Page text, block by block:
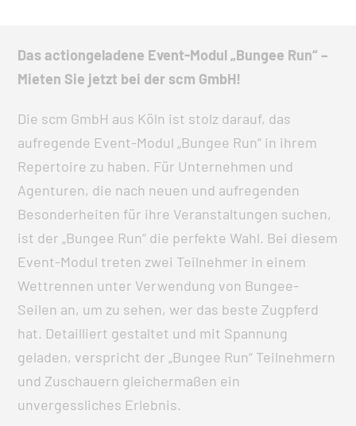
Das actiongeladene Event-Modul „Bungee Run“ –
Mieten Sie jetzt bei der scm GmbH!
Die scm GmbH aus Köln ist stolz darauf, das
aufregende Event-Modul „Bungee Run“ in ihrem
Repertoire zu haben. Für Unternehmen und
Agenturen, die nach neuen und aufregenden
Besonderheiten für ihre Veranstaltungen suchen,
ist der „Bungee Run“ die perfekte Wahl. Bei diesem
Event-Modul treten zwei Teilnehmer in einem
Wettrennen unter Verwendung von Bungee-
Seilen an, um zu sehen, wer das beste Zugpferd
hat. Detailliert gestaltet und mit Spannung
geladen, verspricht der „Bungee Run“ Teilnehmern
und Zuschauern gleichermaßen ein
unvergessliches Erlebnis.